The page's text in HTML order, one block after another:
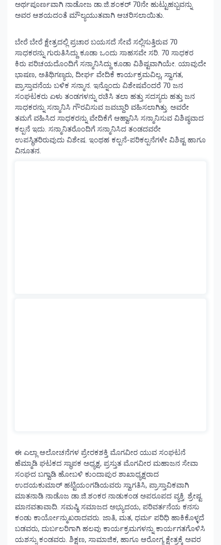
ಅರ್ಥಪೂರ್ಣವಾಗಿ ನಾಡೋಜ ಡಾ.ಜಿ.ಶಂಕರ್ 70ನೇ ಹುಟ್ಟುಹಬ್ಬವನ್ನು
ಅವರ ಆಶಯದಂತೆ ಮೌಲ್ಯಯುತವಾಗಿ ಆಚರಿಸಲಾಯಿತು.
ಬೇರೆ ಬೇರೆ ಕ್ಷೇತ್ರದಲ್ಲಿ ಪ್ರಚಾರ ಬಯಸದೆ ಸೇವೆ ಸಲ್ಲಿಸುತ್ತಿರುವ 70
ಸಾಧಕರನ್ನು ಗುರುತಿಸಿದ್ದು ಕೂಡಾ ಒಂದು ಸಾಹಸವೇ ಸರಿ. 70 ಸಾಧಕರ
ಕಿರು ಪರಿಚಯದೊಂದಿಗೆ ಸನ್ಮಾನಿಸಿದ್ದು ಕೂಡಾ ವಿಶಿಷ್ಟವಾಗಿಯೇ. ಯಾವುದೇ
ಭಾಷಣ, ಅತಿಥಿಗಣ್ಯರು, ದೀರ್ಘ ವೇದಿಕೆ ಕಾರ್ಯಕ್ರಮವಿಲ್ಲ, ಸ್ವಾಗತ,
ಪ್ರಾಸ್ತಾವನೆಯ ಬಳಿಕ ಸನ್ಮಾನ. ಇನ್ನೊಂದು ವಿಶೇಷವೆಂದರೆ 70 ಜನ
ಸಂಘಟಕರು ಏಳು ತಂಡಗಳನ್ನು ರಚಿಸಿ ತಲಾ ಹತ್ತು ಸದಸ್ಯರು ಹತ್ತು ಜನ
ಸಾಧಕರನ್ನು ಸನ್ಮಾನಿಸಿ ಗೌರವಿಸುವ ಜವಬ್ದಾರಿ ವಹಿಸಲಾಗಿತ್ತು. ಅವರೇ
ತಮಗೆ ವಹಿಸಿದ ಸಾಧಕರನ್ನು ವೇದಿಕೆಗೆ ಆಹ್ವಾನಿಸಿ ಸನ್ಮಾನಿಸುವ ವಿಶಿಷ್ಠವಾದ
ಕಲ್ಪನೆ ಇದು. ಸನ್ಮಾನಿತರೊಂದಿಗೆ ಸನ್ಮಾನಿಸಿದ ತಂಡದವರೇ
ಉಪಸ್ಥಿತರಿರುವುದು ವಿಶೇಷ. ಇಂಥಹ ಕಲ್ಪನೆ-ಪರಿಕಲ್ಪನೆಗಳೇ ವಿಶಿಷ್ಟ ಹಾಗೂ
ವಿನೂತನ.
ಈ ಎಲ್ಲಾ ಆಲೋಚನೆಗಳ ಪ್ರೇರಕಶಕ್ತಿ ಮೊಗವೀರ ಯುವ ಸಂಘಟನೆ
ಹೆಮ್ಮಾಡಿ ಘಟಕದ ಸ್ಥಾಪಕ ಅಧ್ಯಕ್ಷ, ಪ್ರಸ್ತುತ ಮೊಗವೀರ ಮಹಾಜನ ಸೇವಾ
ಸಂಘದ ಬಗ್ವಾಡಿ ಹೋಬಳಿ ಕುಂದಾಪುರ ಶಾಖಾಧ್ಯಕ್ಷರಾದ
ಉದಯಕುಮಾರ್ ಹಟ್ಟಿಯಂಗಡಿಯವರು ಸ್ವಾಗತಿಸಿ, ಪ್ರಾಸ್ತಾವಿಕವಾಗಿ
ಮಾತನಾಡಿ ನಾಡೊಜ ಡಾ.ಜಿ.ಶಂಕರ ನಾಡುಕಂಡ ಅಪರೂಪದ ವ್ಯಕ್ತಿ. ಶ್ರೇಷ್ಟ
ಮಾನವತಾವಾದಿ. ಸಮಷ್ಠಿ ಸಮಾಜದ ಅಭ್ಯುದಯ, ಪರಿವರ್ತನೆಯ ಕನಸು
ಕಂಡು ಕಾರ್ಯೋನ್ಮುಖರಾದವರು. ಜಾತಿ, ಮತ, ಧರ್ಮ ಪರಿಧಿ ಹಾಕಿಕೊಳ್ಳದೆ
ಬಡವರು, ದುರ್ಬಲರಿಗಾಗಿ ಹಲವು ಕಾರ್ಯಕ್ರಮಗಳನ್ನು ಕಾರ್ಯಗತಗೊಳಿಸಿ
ಯಶಸ್ಸು ಕಂಡವರು. ಶಿಕ್ಷಣ, ಸಾಮಾಜಿಕ, ಹಾಗೂ ಆರೋಗ್ಯ ಕ್ಷೇತ್ರಕ್ಕೆ ಅವರ